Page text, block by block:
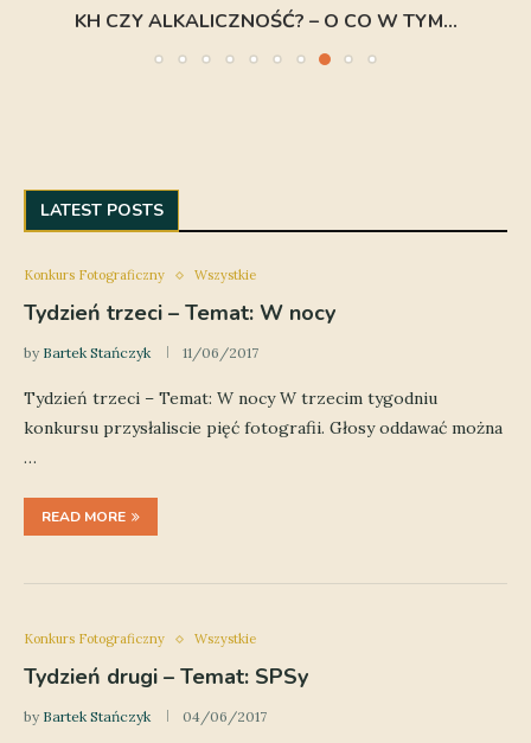
KH CZY ALKALICZNOŚĆ? – O CO W TYM...
LATEST POSTS
Konkurs Fotograficzny Wszystkie
Tydzień trzeci – Temat: W nocy
by Bartek Stańczyk 11/06/2017
Tydzień trzeci – Temat: W nocy W trzecim tygodniu
konkursu przysłaliscie pięć fotografii. Głosy oddawać można
…
READ MORE
Konkurs Fotograficzny Wszystkie
Tydzień drugi – Temat: SPSy
by Bartek Stańczyk 04/06/2017